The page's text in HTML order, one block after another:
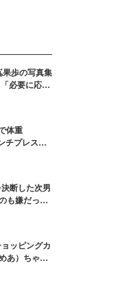
歩の写真集
必要に応じ
体重
プレス持
断した次男
も嫌だっ
ッピングカ
あ）ちゃん